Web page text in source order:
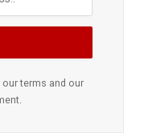
our terms and our